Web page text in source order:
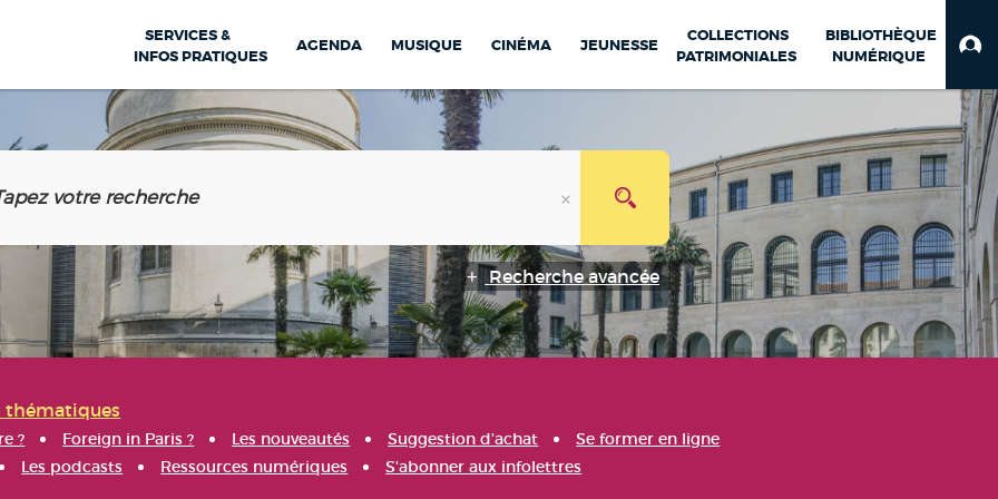
SERVICES &
INFOS PRATIQUES
AGENDA MUSIQUE CINÉMA JEUNESSE
COLLECTIONS
PATRIMONIALES
BIBLIOTHÈQUE
NUMÉRIQUE
Recherche avancée
thématiques
? Foreign in Paris ? Les nouveautés Suggestion d'achat
Se former en ligne
Les podcasts Ressources numériques S'abonner aux infolettres